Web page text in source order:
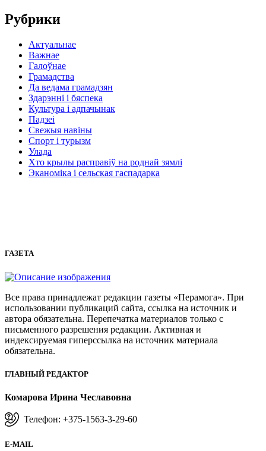
Рубрики
Актуальнае
Важнае
Галоўнае
Грамадства
Да ведама грамадзян
Здарэнні і бяспека
Культура і адпачынак
Падзеі
Свежыя навіны
Спорт і турызм
Улада
Хто крылы расправіў на роднай зямлі
Эканоміка і сельская гаспадарка
ГАЗЕТА
Все права принадлежат редакции газеты «Перамога». При
использовании публикаций сайта, ссылка на источник и
автора обязательна. Перепечатка материалов только с
письменного разрешения редакции. Активная и
индексируемая гиперссылка на источник материала
обязательна.
ГЛАВНЫЙ РЕДАКТОР
Комарова Ирина Чеславовна
Телефон: +375-1563-3-29-60
E-MAIL